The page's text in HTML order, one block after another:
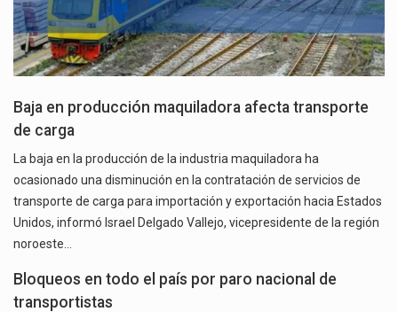
Baja en producción maquiladora afecta transporte
de carga
La baja en la producción de la industria maquiladora ha
ocasionado una disminución en la contratación de servicios de
transporte de carga para importación y exportación hacia Estados
Unidos, informó Israel Delgado Vallejo, vicepresidente de la región
noroeste…
Bloqueos en todo el país por paro nacional de
transportistas